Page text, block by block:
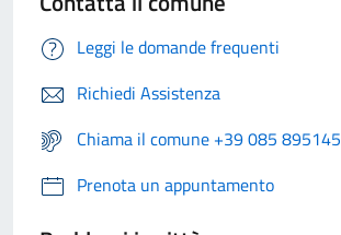
Leggi le domande frequenti
Richiedi Assistenza
Chiama il comune +39 085 895145
Prenota un appuntamento